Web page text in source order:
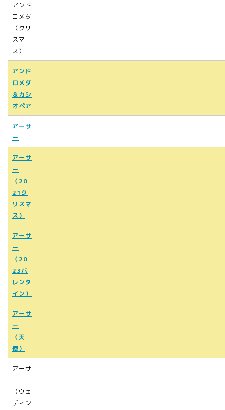
アンド
ロメダ
（クリ
スマ
ス）
アンド
ロメダ
＆カシ
オペア
アーサ
ー
アーサ
ー
（20
21ク
リスマ
ス）
アーサ
ー
（20
23バ
レンタ
イン）
アーサ
ー
（天
使）
アーサ
ー
（ウェ
ディン